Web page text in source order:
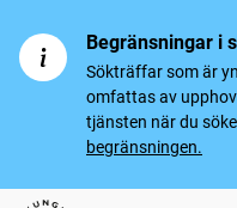
Begränsningar i
Sökträffar som är
omfattas av
tjänsten när du
begränsningen.